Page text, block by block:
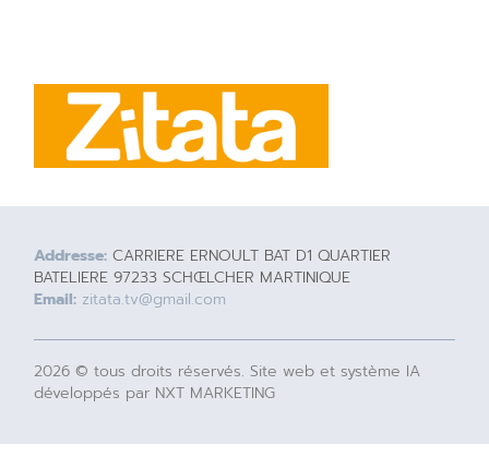
Addresse: CARRIERE ERNOULT BAT D1 QUARTIER
BATELIERE 97233 SCHŒLCHER MARTINIQUE
Email: zitata.tv@gmail.com
2026 © tous droits réservés. Site web et système IA
développés par NXT MARKETING